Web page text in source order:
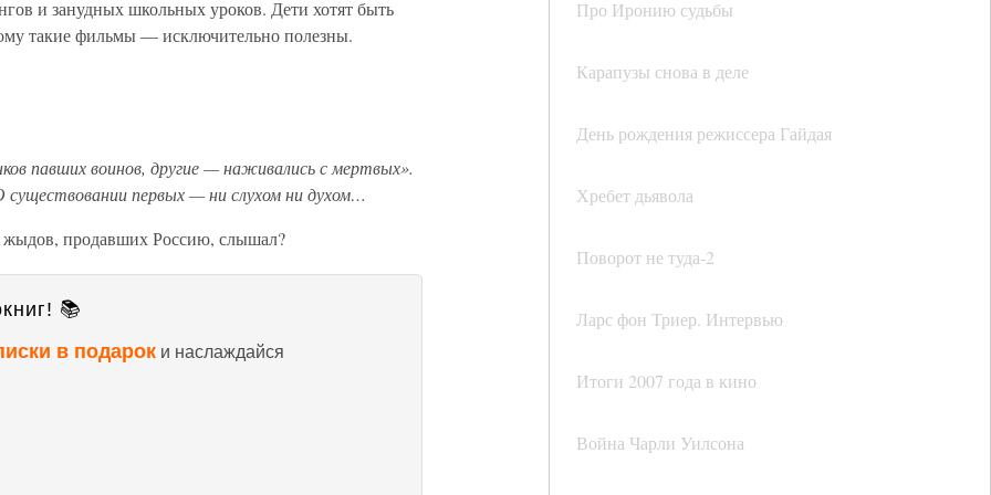
Про Иронию судьбы
Карапузы снова в деле
День рождения режиссера Гайдая
Хребет дьявола
Поворот не туда-2
Ларс фон Триер. Интервью
Итоги 2007 года в кино
Война Чарли Уилсона
и занудных школьных уроков. Дети хотят быть
такие фильмы — исключительно полезны.
павших воинов, другие — наживались с мертвых».
первых — ни слухом ни духом…
продавших Россию, слышал?
📚
в подарок и наслаждайся